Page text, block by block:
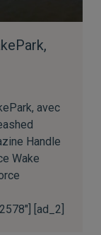
avec
Handle
Wake
[ad_2]